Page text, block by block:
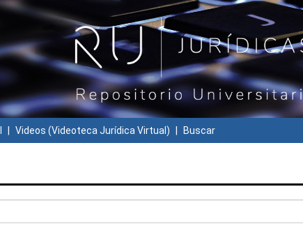
Videos (Videoteca Jurídica Virtual) Buscar